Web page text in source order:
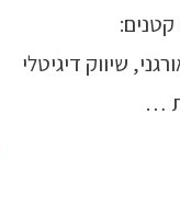
שיווק דיגיטלי
…